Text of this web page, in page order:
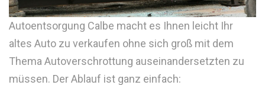
Autoentsorgung Calbe macht es Ihnen leicht Ihr
altes Auto zu verkaufen ohne sich groß mit dem
Thema Autoverschrottung auseinandersetzten zu
müssen. Der Ablauf ist ganz einfach: